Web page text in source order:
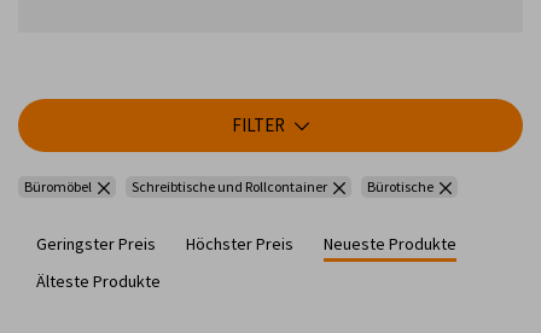
FILTER
Büromöbel Schreibtische und Rollcontainer Bürotische
Geringster Preis Höchster Preis
Neueste Produkte
Älteste Produkte